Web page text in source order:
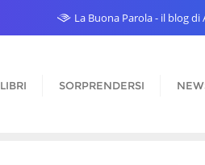
La Buona Parola - il blog
LIBRI SORPRENDERSI